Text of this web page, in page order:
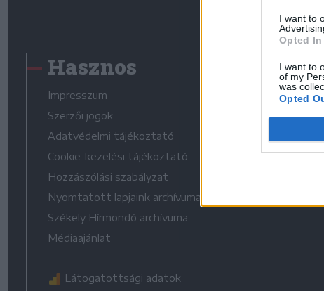
I want to
Opted In
I want to
of my
was
Opted
Hasznos
Impresszum
Szerzői jogok
Adatvédelmi tájékoztató
Cookie-kezelési tájékoztató
Hozzászólási szabályzat
Nyomtatott lapjaink archívuma
Székely Hírmondó archívuma
Médiaajánlat
Látogatottsági adatok